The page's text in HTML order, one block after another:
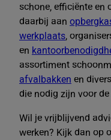
schone, efficiënte en
daarbij aan
werkplaats,
en
assortiment
afvalbakken en
die nodig zijn voor de
Wil je vrijblijvend
werken? Kijk dan op